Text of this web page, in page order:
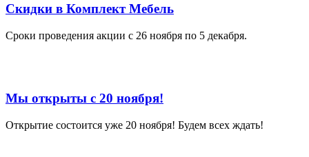
Скидки в Комплект Мебель
Сроки проведения акции с 26 ноября по 5 декабря.
Мы открыты с 20 ноября!
Открытие состоится уже 20 ноября! Будем всех ждать!